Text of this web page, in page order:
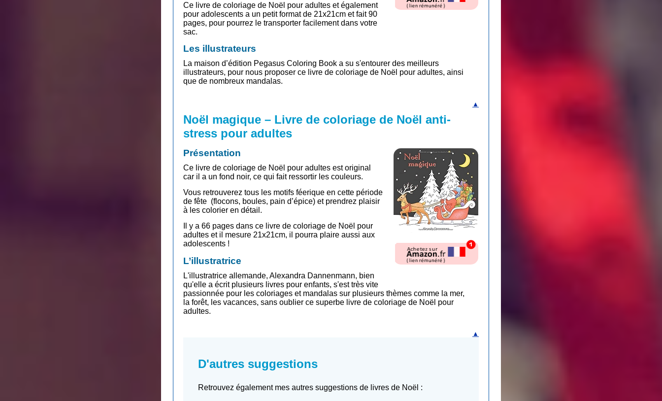
Ce livre de coloriage de Noël pour adultes et également
pour adolescents a un petit format de 21x21cm et fait 90
pages, pour pourrez le transporter facilement dans votre
sac.
Les illustrateurs
La maison d’édition Pegasus Coloring Book a su s'entourer des meilleurs
illustrateurs, pour nous proposer ce livre de coloriage de Noël pour adultes, ainsi
que de nombreux mandalas.
▲
Noël magique – Livre de coloriage de Noël anti-
stress pour adultes
Présentation
Ce livre de coloriage de Noël pour adultes est original
car il a un fond noir, ce qui fait ressortir les couleurs.
Vous retrouverez tous les motifs féerique en cette période
de fête (flocons, boules, pain d’épice) et prendrez plaisir
à les colorier en détail.
Il y a 66 pages dans ce livre de coloriage de Noël pour
adultes et il mesure 21x21cm, il pourra plaire aussi aux
adolescents !
L’illustratrice
L'illustratrice allemande, Alexandra Dannenmann, bien
qu'elle a écrit plusieurs livres pour enfants, s'est très vite
passionnée pour les coloriages et mandalas sur plusieurs thèmes comme la mer,
la forêt, les vacances, sans oublier ce superbe livre de coloriage de Noël pour
adultes.
▲
D'autres suggestions
Retrouvez également mes autres suggestions de livres de Noël :